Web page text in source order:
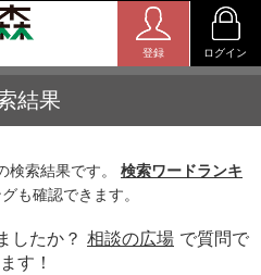
登録 ログイン
結果
検索結果です。 検索ワードランキ
も確認できます。
したか？ 相談の広場 で質問で
す！